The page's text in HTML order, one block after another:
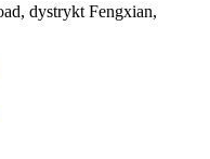
dystrykt Fengxian,